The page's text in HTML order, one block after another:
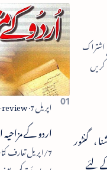
پٹنم ، کرشنا ، گنٹور
لئے
اردو کے
7/اپریل تعارف